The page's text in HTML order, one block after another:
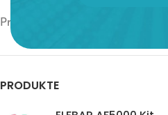
Preis:
PRODUKTE